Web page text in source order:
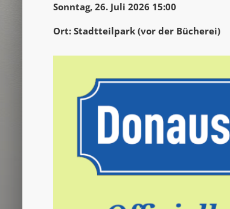
Sonntag, 26. Juli 2026 15:00
Ort: Stadtteilpark (vor der Bücherei)